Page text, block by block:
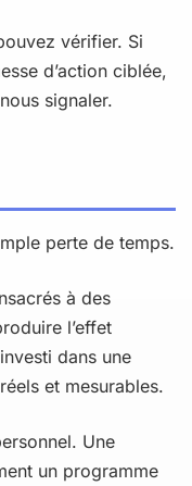
vérifier. Si
d’action ciblée,
signaler.
perte de temps.
à des
l’effet
dans une
et mesurables.
Une
un programme